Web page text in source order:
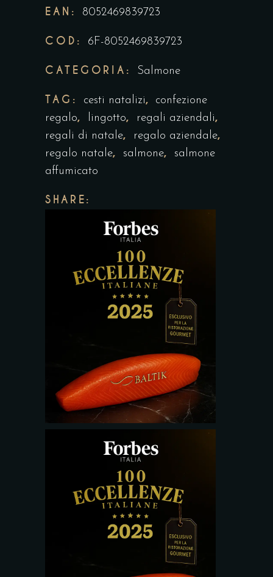
Astuccio
EAN: 8052469839723
COD: 6F-8052469839723
CATEGORIA: Salmone
TAG: cesti natalizi,
confezione
regalo, lingotto, regali aziendali,
regali di natale, regalo aziendale,
regalo natale, salmone,
salmone
affumicato
SHARE: